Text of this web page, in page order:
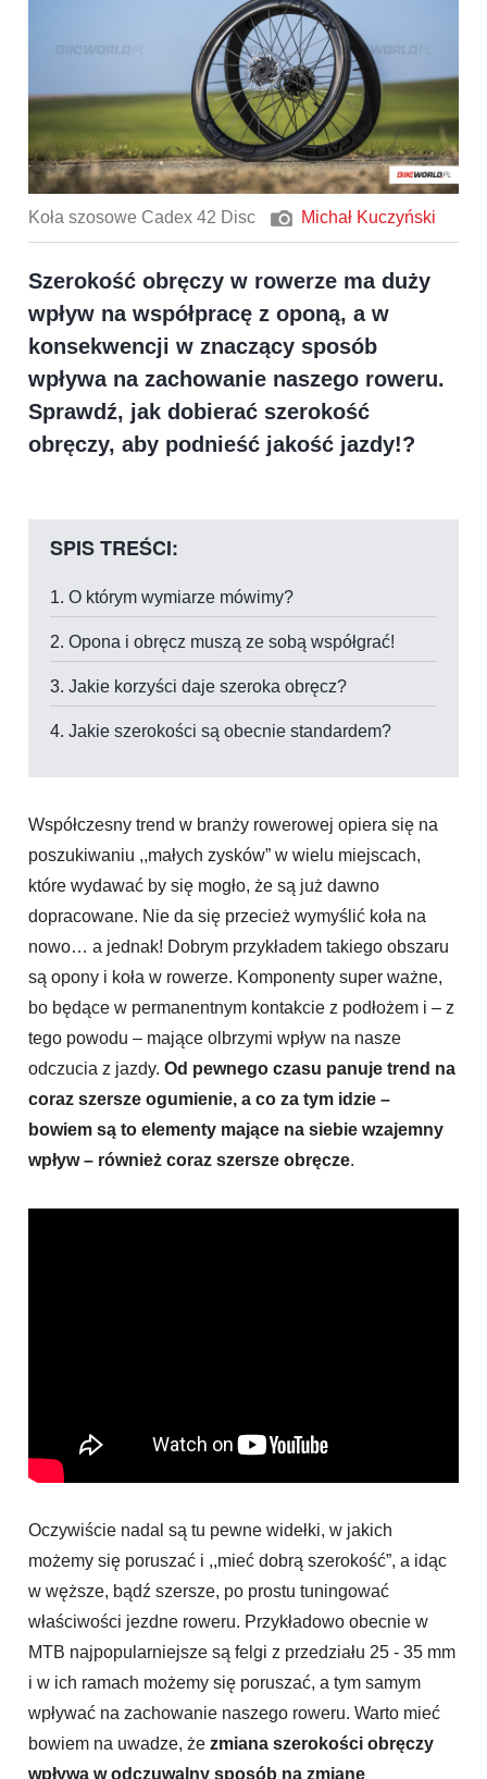
Koła szosowe Cadex 42 Disc Michał Kuczyński
Szerokość obręczy w rowerze ma duży
wpływ na współpracę z oponą, a w
konsekwencji w znaczący sposób
wpływa na zachowanie naszego roweru.
Sprawdź, jak dobierać szerokość
obręczy, aby podnieść jakość jazdy!?
SPIS TREŚCI:
O którym wymiarze mówimy?
Opona i obręcz muszą ze sobą współgrać!
Jakie korzyści daje szeroka obręcz?
Jakie szerokości są obecnie standardem?
Współczesny trend w branży rowerowej opiera się na
poszukiwaniu ,,małych zysków” w wielu miejscach,
które wydawać by się mogło, że są już dawno
dopracowane. Nie da się przecież wymyślić koła na
nowo… a jednak! Dobrym przykładem takiego obszaru
są opony i koła w rowerze. Komponenty super ważne,
bo będące w permanentnym kontakcie z podłożem i – z
tego powodu – mające olbrzymi wpływ na nasze
odczucia z jazdy.Od pewnego czasu panuje trend na
coraz szersze ogumienie, a co za tym idzie –
bowiem są to elementy mające na siebie wzajemny
wpływ – również coraz szersze obręcze.
Oczywiście nadal są tu pewne widełki, w jakich
możemy się poruszać i ,,mieć dobrą szerokość”, a idąc
w węższe, bądź szersze, po prostu tuningować
właściwości jezdne roweru. Przykładowo obecnie w
MTB najpopularniejsze są felgi z przedziału 25 - 35 mm
i w ich ramach możemy się poruszać, a tym samym
wpływać na zachowanie naszego roweru. Warto mieć
bowiem na uwadze, żezmiana szerokości obręczy
wpływa w odczuwalny sposób na zmianę